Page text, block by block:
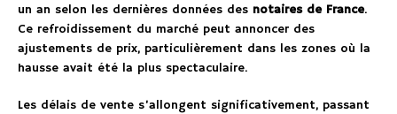
un an selon les dernières données des notaires de France.
Ce refroidissement du marché peut annoncer des
ajustements de prix, particulièrement dans les zones où la
hausse avait été la plus spectaculaire.
Les délais de vente s’allongent significativement, passant